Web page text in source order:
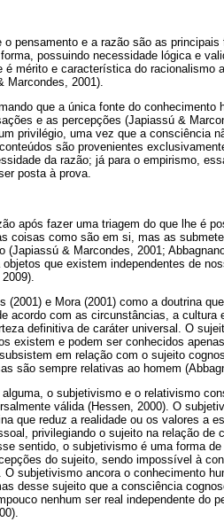
pensamento e a razão são as
possuindo necessidade lógica e
mérito e característica do racionalismo
Marcondes, 2001).
que a única fonte do conhecimento
e as percepções (Japiassú &
privilégio, uma vez que a consciência
são provenientes
da razão; já para o empirismo,
posta à prova.
após fazer uma triagem do que lhe é
coisas como são em si, mas as
(Japiassú & Marcondes, 2001;
que existem independentes de
e Mora (2001) como a doutrina
acordo com as circunstâncias, a cultura
definitiva de caráter universal. O
existem e podem ser conhecidos
em relação com o sujeito
são sempre relativas ao homem
o subjetivismo e o relativismo
válida (Hessen, 2000). O
que reduz a realidade ou os valores a
privilegiando o sujeito na relação de
sentido, o subjetivismo é uma forma
do sujeito, sendo impossível à
subjetivismo ancora o conhecimento
desse sujeito que a consciência
nenhum ser real independente do